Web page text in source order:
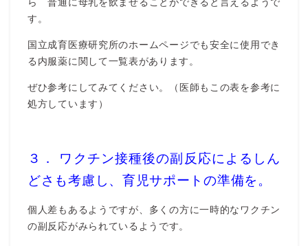
す。
国立成育医療研究所のホームページでも安全に使用でき
る内服薬に関して一覧表があります。
ぜひ参考にしてみてください。（医師もこの表を参考に
処方しています）
３． ワクチン接種後の副反応によるしん
どさも考慮し、育児サポートの準備を。
個人差もあるようですが、多くの方に一時的なワクチン
の副反応がみられているようです。